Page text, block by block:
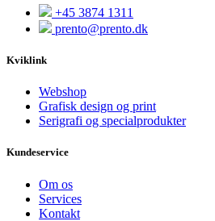
+45 3874 1311
prento@prento.dk
Kviklink
Webshop
Grafisk design og print
Serigrafi og specialprodukter
Kundeservice
Om os
Services
Kontakt